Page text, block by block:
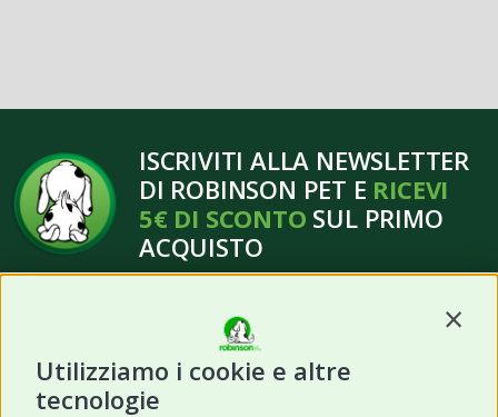
Utilizziamo i cookie e altre
tecnologie
ISCRIVITI ALLA NEWSLETTER
DI ROBINSON PET E RICEVI
5€ DI SCONTO SUL PRIMO
ACQUISTO